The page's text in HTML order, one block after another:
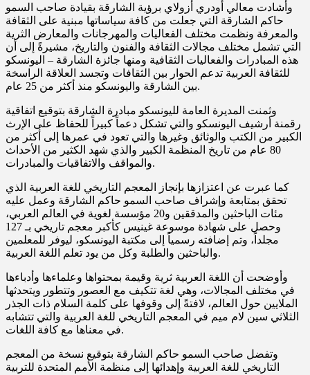
وأشادت معالي أودري أزولاي برؤية الشارقة بقيادة صاحب السمو
حاكم الشارقة التي جعلت من كافة سياساتها مبنية على الثقافة
والمعرفة ونظمت مختلف الفعاليات والمهرجانات والمعارض الثرية
التي تشمل مختلف مجالات الثقافة والفنون والتاريخ، مشيرةً إلى أن
هذه المبادرات والفعاليات الثقافية ومنها جائزة الشارقة – اليونسكو
للثقافة العربية تدعم الحوار بين الثقافات وتجسد العلاقة الراسخة
بين الشارقة واليونسكو منذ أكثر من 25 عام.
وثمنت المديرة العامة لليونسكو مبادرة الشارقة بتوقيع اتفاقية
رقمنة أرشيف اليونسكو والتي تشكل دعماً كبيراً للحفاظ على الإرث
الكبير من الكتب والوثائق وغيرها والتي تعود في عمرها إلى أكثر من
80 عام من تاريخ المنظمة الكبير والذي شهد الكثير من الأحداث
والمواقف والاتفاقيات والمبادرات.
كما عبرت عن اعتزازها بإنجاز المعجم التاريخي للغة العربية الذي
تحقق بمتابعة وإشراف صاحب السمو حاكم الشارقة وعمل عليه
مئات الباحثين والمدققين و20 مؤسسة لغوية في العالم العربي،
وحصل على شهادة موسوعة غينيس كأكبر معجم تاريخي بـ 127
مجلداً، وتم إضافته رسمياً إلى مكتبة اليونسكو، ليوفر للمعلمين
والباحثين والطلبة وكل من يود تعلم اللغة العربية.
وأوضحت أن اللغة العربية ثرية وقيمة بمحتواها وعلماءها وأدباءها
في مختلف المجالات، وهي لغة تتكيف مع العصور وتتطور ويتحدثها
الملايين حول العالم، لافتةً إلى وقوفها على كلمة السلام ذات الجذر
الثلاثي سين لام ميم في المعجم التاريخي للغة العربية والتي تتشابه
في معناها مع كافة اللغات.
وتفضل صاحب السمو حاكم الشارقة بتوقيع نسخة من المعجم
التاريخي للغة العربية وإهدائها إلى منظمة الأمم المتحدة للتربية